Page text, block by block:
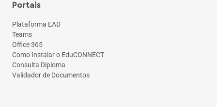
Portais
Plataforma EAD
Teams
Office 365
Como Instalar o EduCONNECT
Consulta Diploma
Validador de Documentos